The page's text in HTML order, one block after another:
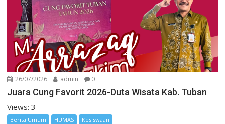
26/07/2026 admin 0
Juara Cung Favorit 2026-Duta Wisata Kab. Tuban
Views: 3
Berita Umum HUMAS Kesiswaan